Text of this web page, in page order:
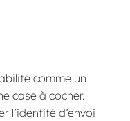
comme un
case à cocher.
l’identité d’envoi